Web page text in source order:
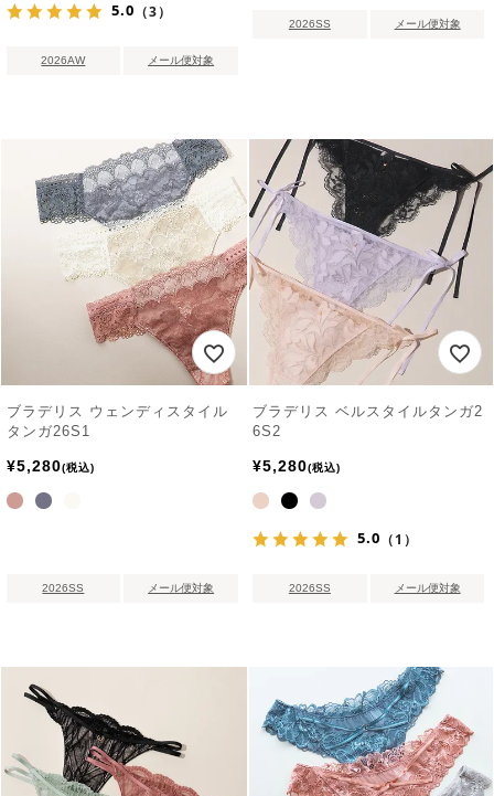
5.0 （3）
2026AW メール便対象
2026SS メール便対象
ブラデリス ウェンディスタイル
タンガ26S1
¥5,280 税込
2026SS メール便対象
ブラデリス ベルスタイルタンガ2
6S2
¥5,280 税込
5.0 （1）
2026SS メール便対象